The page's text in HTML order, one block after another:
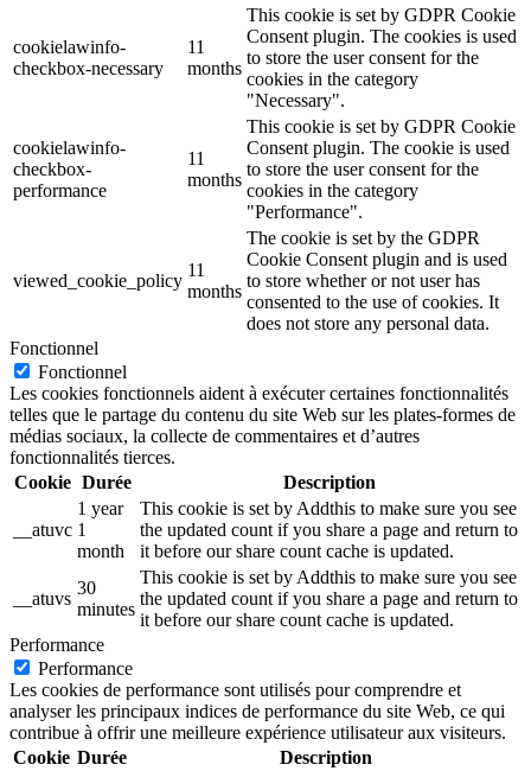
cookielawinfo-
checkbox-necessary
11
months
This cookie is set by GDPR Cookie
Consent plugin. The cookies is used
to store the user consent for the
cookies in the category
"Necessary".
cookielawinfo-
checkbox-
performance
11
months
This cookie is set by GDPR Cookie
Consent plugin. The cookie is used
to store the user consent for the
cookies in the category
"Performance".
viewed_cookie_policy
11
months
The cookie is set by the GDPR
Cookie Consent plugin and is used
to store whether or not user has
consented to the use of cookies. It
does not store any personal data.
Fonctionnel
Fonctionnel
Les cookies fonctionnels aident à exécuter certaines fonctionnalités
telles que le partage du contenu du site Web sur les plates-formes de
médias sociaux, la collecte de commentaires et d’autres
fonctionnalités tierces.
Cookie Durée Description
__atuvc
1 year
1
month
This cookie is set by Addthis to make sure you see
the updated count if you share a page and return to
it before our share count cache is updated.
__atuvs
30
minutes
This cookie is set by Addthis to make sure you see
the updated count if you share a page and return to
it before our share count cache is updated.
Performance
Performance
Les cookies de performance sont utilisés pour comprendre et
analyser les principaux indices de performance du site Web, ce qui
contribue à offrir une meilleure expérience utilisateur aux visiteurs.
Cookie Durée Description